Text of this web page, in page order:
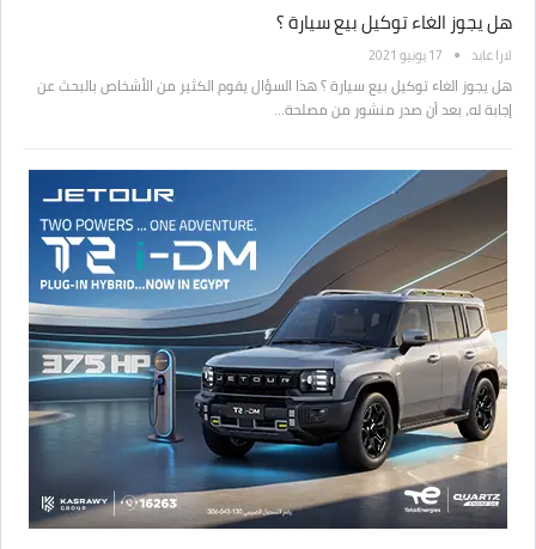
هل يجوز الغاء توكيل بيع سيارة ؟
لارا عابد 17 يونيو 2021
هل يجوز الغاء توكيل بيع سيارة ؟ هذا السؤال يقوم الكثير من الأشخاص بالبحث عن
إجابة له، بعد أن صدر منشور من مصلحة…